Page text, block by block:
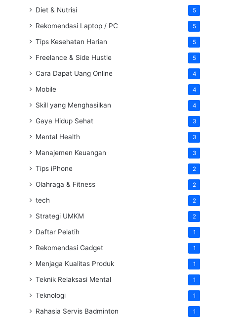
Diet & Nutrisi 5
Rekomendasi Laptop / PC 5
Tips Kesehatan Harian 5
Freelance & Side Hustle 5
Cara Dapat Uang Online 4
Mobile 4
Skill yang Menghasilkan 4
Gaya Hidup Sehat 3
Mental Health 3
Manajemen Keuangan 3
Tips iPhone 2
Olahraga & Fitness 2
tech 2
Strategi UMKM 2
Daftar Pelatih 1
Rekomendasi Gadget 1
Menjaga Kualitas Produk 1
Teknik Relaksasi Mental 1
Teknologi 1
Rahasia Servis Badminton 1